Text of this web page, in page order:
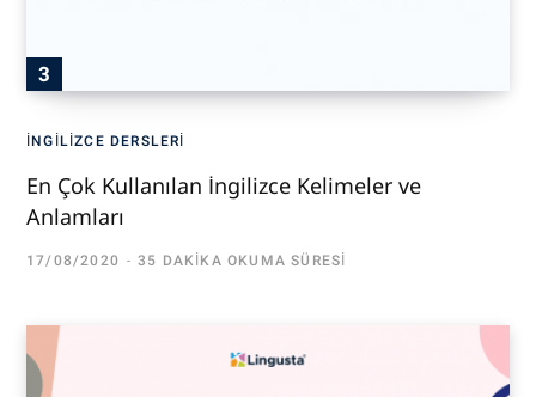
İNGILIZCE DERSLERI
En Çok Kullanılan İngilizce Kelimeler ve
Anlamları
17/08/2020 35 DAKIKA OKUMA SÜRESI